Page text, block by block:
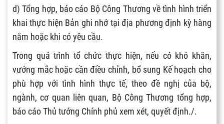
d) Tổng hợp, báo cáo Bộ Công Thương về tình hình triển
khai thực hiện Bản ghi nhớ tại địa phương định kỳ hàng
năm hoặc khi có yêu cầu.
Trong quá trình tổ chức thực hiện, nếu có khó khăn,
vướng mắc hoặc cần điều chỉnh, bổ sung Kế hoạch cho
phù hợp với tình hình thực tế, theo đề nghị của bộ,
ngành, cơ quan liên quan, Bộ Công Thương tổng hợp,
báo cáo Thủ tướng Chính phủ xem xét, quyết định./.